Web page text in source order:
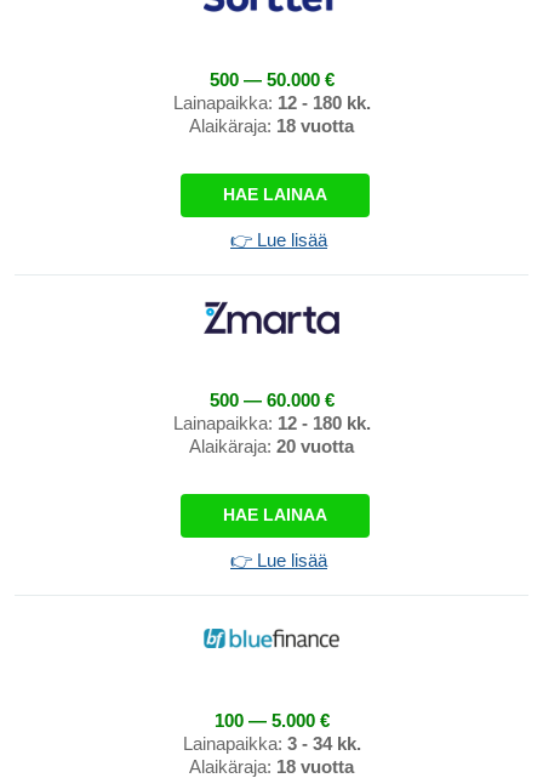
500 — 50.000 €
Lainapaikka: 12 - 180 kk.
Alaikäraja: 18 vuotta
HAE LAINAA
👉 Lue lisää
500 — 60.000 €
Lainapaikka: 12 - 180 kk.
Alaikäraja: 20 vuotta
HAE LAINAA
👉 Lue lisää
100 — 5.000 €
Lainapaikka: 3 - 34 kk.
Alaikäraja: 18 vuotta